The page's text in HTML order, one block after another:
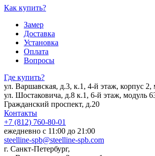
Как купить?
Замер
Доставка
Установка
Оплата
Вопросы
Где купить?
ул. Варшавская, д.3, к.1, 4-й этаж, корпус 2,
ул. Шостаковича, д.8 к.1, 6-й этаж, модуль
Гражданский проспект, д.20
Контакты
+7 (812) 760-80-01
ежедневно с 11:00 до 21:00
steelline-spb@steelline-spb.com
г. Санкт-Петербург,